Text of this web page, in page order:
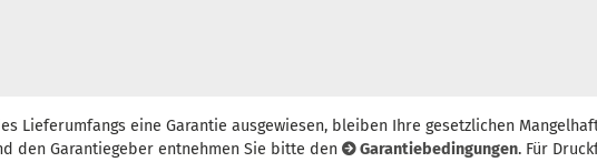
eine Garantie ausgewiesen, bleiben Ihre gesetzlichen
den Garantiegeber entnehmen Sie bitte den
Garantiebedingungen. Für